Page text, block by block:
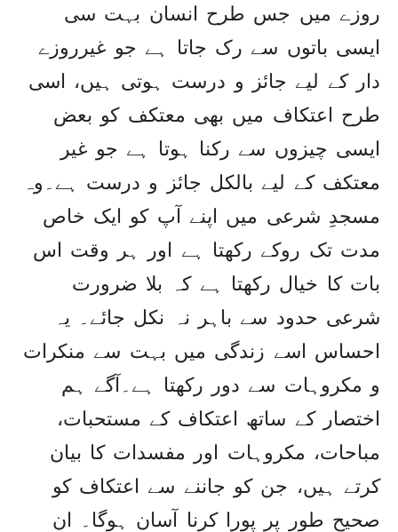
روزے میں جس طرح انسان بہت سی
ایسی باتوں سے رک جاتا ہے جو غیرروزے
دار کے لیے جائز و درست ہوتی ہیں، اسی
طرح اعتکاف میں بھی معتکف کو بعض
ایسی چیزوں سے رکنا ہوتا ہے جو غیر
معتکف کے لیے بالکل جائز و درست ہے۔وہ
مسجدِ شرعی میں اپنے آپ کو ایک خاص
مدت تک روکے رکھتا ہے اور ہر وقت اس
بات کا خیال رکھتا ہے کہ بلا ضرورت
شرعی حدود سے باہر نہ نکل جائے۔ یہ
احساس اسے زندگی میں بہت سے منکرات
و مکروہات سے دور رکھتا ہے۔آگے ہم
اختصار کے ساتھ اعتکاف کے مستحبات،
مباحات، مکروہات اور مفسدات کا بیان
کرتے ہیں، جن کو جاننے سے اعتکاف کو
صحیح طور پر پورا کرنا آسان ہوگا۔ ان